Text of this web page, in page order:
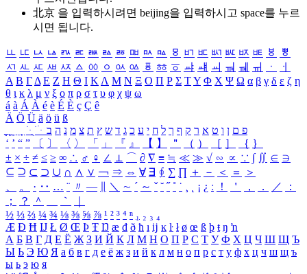
北京 을 입력하시려면 beijing을 입력하시고 space를 누르
시면 됩니다.
ㅥ ㅦ ㅧ ㅨ ㅩ ㅪ ㅫ ㅬ ㅭ ㅮ ㅯ ㅰ ㅱ ㅲ ㅳ ㅴ ㅵ ㅶ ㅷ ㅸ
ㅹ
ㅺ ㅻ ㅼ ㅽ ㅾ ㅿ ㆀ ㆁ ㆂ ㆃ ㆄ ㆅ ㆆ ㆇ ㆈ ㆉ ㆊ ㆋ ㆌ ㆍ
ㆎ
Α Β ΓΔ Ε Ζ Η Θ Ι ΚΛ Μ Ν Ξ Ο Π Ρ Σ ΤΥ Φ Χ Ψ Ω α β γ δ ε ζ η
θ ι κ λ μ ν ξ ο π ρ σ τ υ φ χ ψ ω
á à Á À é è É È ç Ç ê
Ä Ö Ü ä ö ü ß
ִֶֹ ֻּ ׁׂ פ ם ן ו ט א ר ק ף ך ל ח י ע כ ג ד ש ץ ת צ מ נ ה ב
‘ ’ “ ” 〔 〕 〈 〉 「 」 『 』 【 】 ＂ （ ） ［ ］ ｛ ｝
± × ÷ ≠ ≤ ≥ ∞ ∴ ♂ ♀ ∠ ⊥ ⌒ ∂ ∇ ≡ ≒ ≪ ≫ √ ∽ ∝ ∵ ∫ ∬ ∈ ∋
⊆ ⊇ ⊂ ⊃ ∪ ∩ ∧ ∨ ￢ ⇒ ⇔ ∀ ∃ ∮ ∑ ∏ ＋ － ＜ ＝
＞
、
。 · ‥ … ¨ 〃 ― ＼ ∼ ´ ～ ˇ ˘ ˝ ˚ ˙ ¸ ¡ ¿ ː ！ ＇ ， ． ／
：
；
？ ＾ ｀
½ ⅓ ⅔ ¼ ¾ ⅛ ⅜ ⅝ ⅞ ¹ ² ³ ⁴ ⁿ ₁ ₂ ₃ ₄
Æ Ð Ħ Ĳ Ł Ø Œ Þ Ŧ Ŋ æ đ ð ħ ı ĳ ĸ ŀ ł ø œ ß þ ŧ ŋ ŉ
А Б В Г Д Е Ё Ж З И Й К Л М Н О П Р С Т У Ф Х Ц Ч Ш Щ Ъ
Ы Ь Э Ю Я а б в г д е ё ж з и й к л м н о п р с т у ф х ц ч ш щ ъ
ы ь э ю я